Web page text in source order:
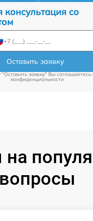
консультация со
Оставить заявку
заявку" Вы
конфиденциальности
на
вопросы